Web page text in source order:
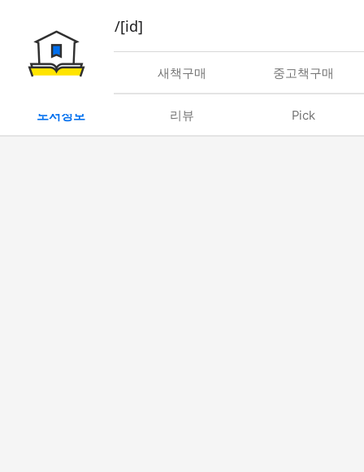
book/rent/[id]
대여 새책구매 중고책구매
도서정보 리뷰 Pick